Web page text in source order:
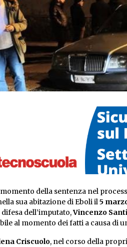
della sentenza nel
sua abitazione di Eboli il5
difesa dell’imputato,Vincenzo
al momento dei fatti a causa di
Criscuolo, nel corso della